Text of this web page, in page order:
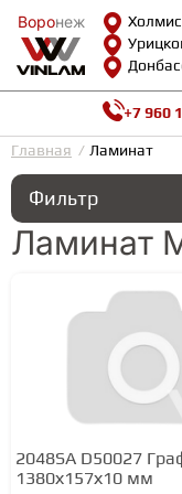
Воронеж
Воронеж
Доставка и
Возврат и
Видеообзоры
Полезная
Как выбрать
Калькулятор
Контакты
+7 960
Главная Ламинат
Фильтр
Ламинат
2048SA D50027
1380х157х10 мм